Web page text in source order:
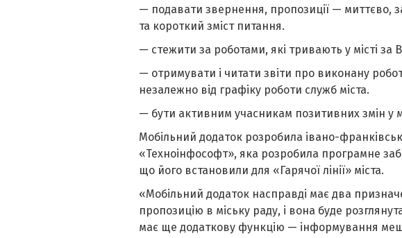
— подавати звернення, пропозиції — миттєво,
та короткий зміст питання.
— стежити за роботами, які тривають у місті
— отримувати і читати звіти про виконану
незалежно від графіку роботи служб міста.
— бути активним учасникам позитивних змін у
Мобільний додаток розробила івано-
«Техноінфософт», яка розробила програмне
що його встановили для «Гарячої лінії» міста.
«Мобільний додаток насправді має два
пропозицію в міську раду, і вона буде
має ще додаткову функцію — інформування